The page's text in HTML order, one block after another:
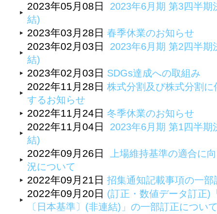
2023年05月08日 2023年6月期 第3四半
結)
2023年03月28日 春季休業のお知らせ
2023年02月03日 2023年6月期 第2四半
結)
2023年02月03日 SDGs達成への取組み
2022年11月28日 株式分割及び株式分割
するお知らせ
2022年11月24日 冬季休業のお知らせ
2022年11月04日 2023年6月期 第1四半
結)
2022年09月26日
上場維持基準の適合に
況について
2022年09月21日 招集通知記載事項の一部
2022年09月20日 (訂正・数値データ訂正)
〔日本基準〕(非連結)」の一部訂正につい